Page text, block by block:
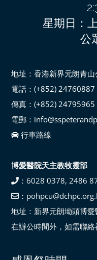
星期日：
公
地址：香港新界元朗青
電話：(+852) 24760887
傳真：(+852) 24795965
電郵：
行車路線
博愛醫院天主教牧靈部
：6028 0378, 2486
：
地址：新界元朗坳頭博愛
在辦公時間外，如需聯絡